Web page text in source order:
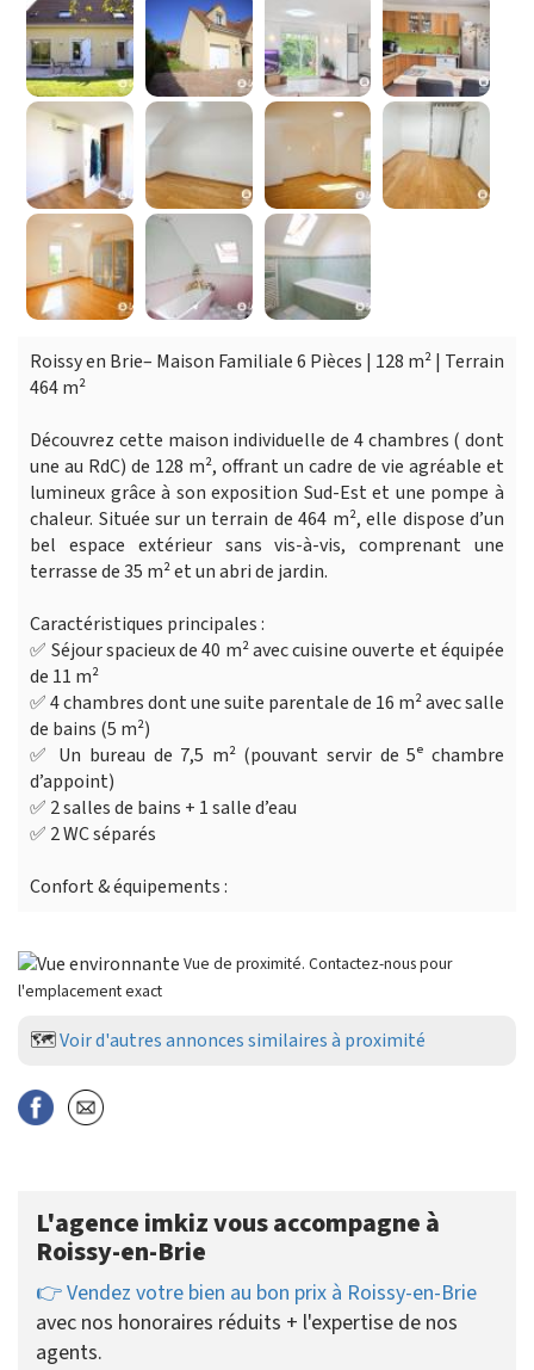
Roissy en Brie– Maison Familiale 6 Pièces | 128 m² | Terrain
464 m²
Découvrez cette maison individuelle de 4 chambres ( dont
une au RdC) de 128 m², offrant un cadre de vie agréable et
lumineux grâce à son exposition Sud-Est et une pompe à
chaleur. Située sur un terrain de 464 m², elle dispose d’un
bel espace extérieur sans vis-à-vis, comprenant une
terrasse de 35 m² et un abri de jardin.
Caractéristiques principales :
✅ Séjour spacieux de 40 m² avec cuisine ouverte et équipée
de 11 m²
✅ 4 chambres dont une suite parentale de 16 m² avec salle
de bains (5 m²)
✅ Un bureau de 7,5 m² (pouvant servir de 5ᵉ chambre
d’appoint)
✅ 2 salles de bains + 1 salle d’eau
✅ 2 WC séparés
Confort & équipements :
Vue de proximité. Contactez-nous pour
l'emplacement exact
🗺️Voir d'autres annonces similaires à proximité
L'agence imkiz vous accompagne à
Roissy-en-Brie
👉 Vendez votre bien au bon prix à Roissy-en-Brie
avec nos honoraires réduits + l'expertise de nos
agents.